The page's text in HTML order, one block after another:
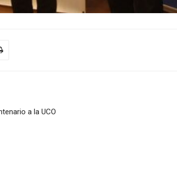
a la UCO